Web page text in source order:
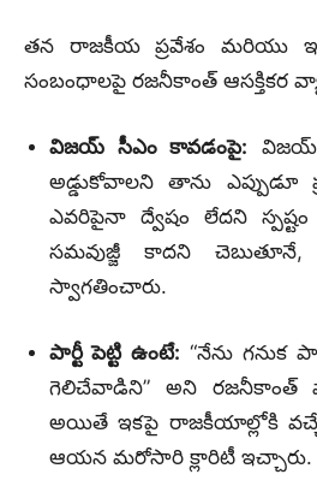
తన రాజకీయ ప్రవేశం మరియు
సంబంధాలపై రజనీకాంత్ ఆసక్తికర
విజయ్ సీఎం కావడంపై: విజయ్
అడ్డుకోవాలని తాను ఎప్పుడూ
ఎవరిపైనా ద్వేషం లేదని
సమవుజ్జీ కాదని
స్వాగతించారు.
పార్టీ పెట్టి ఉంటే: “నేను గనుక
గెలిచేవాడిని” అని రజనీకాంత్
అయితే ఇకపై రాజకీయాల్లోకి
ఆయన మరోసారి క్లారిటీ ఇచ్చారు.